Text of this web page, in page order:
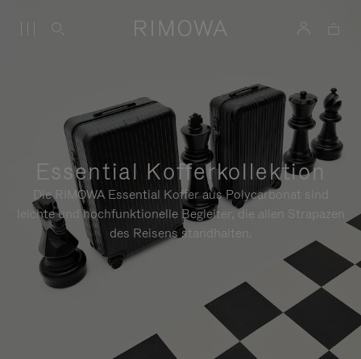
Essential Kofferkollektion
Die RIMOWA Essential Koffer aus Polycarbonat sind
leichte und hochfunktionelle Begleiter, die allen Strapazen
des Reisens standhalten.